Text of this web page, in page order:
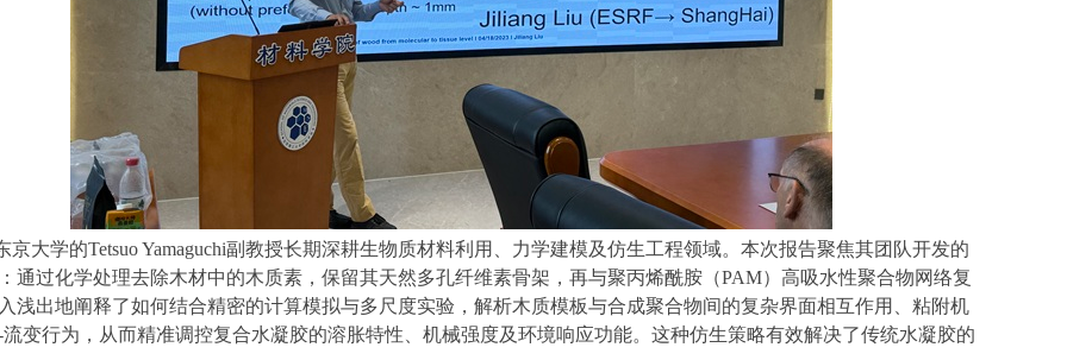
京大学的Tetsuo Yamaguchi副教授长期深耕生物质材料利用、力学建模及仿生工程领域。本次报告聚焦其团队开发的
通过化学处理去除木材中的木质素，保留其天然多孔纤维素骨架，再与聚丙烯酰胺（PAM）高吸水性聚合物网络复
浅出地阐释了如何结合精密的计算模拟与多尺度实验，解析木质模板与合成聚合物间的复杂界面相互作用、粘附机
流变行为，从而精准调控复合水凝胶的溶胀特性、机械强度及环境响应功能。这种仿生策略有效解决了传统水凝胶的